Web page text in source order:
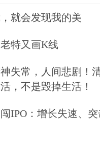
。
单对传统上专注
望通过将产品
就会发现我的美
特又画K线
失常，人间悲剧！
，不是毁掉生活！
IPO：增长失速、